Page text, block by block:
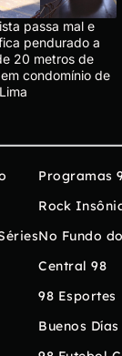
passa mal e
pendurado a
20 metros de
condomínio de
Programas
Rock
No Fundo
Central 98
98 Esportes
Buenos Días